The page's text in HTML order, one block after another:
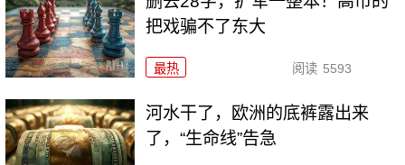
把戏骗不了东大
最热 阅读 5593
河水干了，欧洲的底裤露出来
了，“生命线”告急